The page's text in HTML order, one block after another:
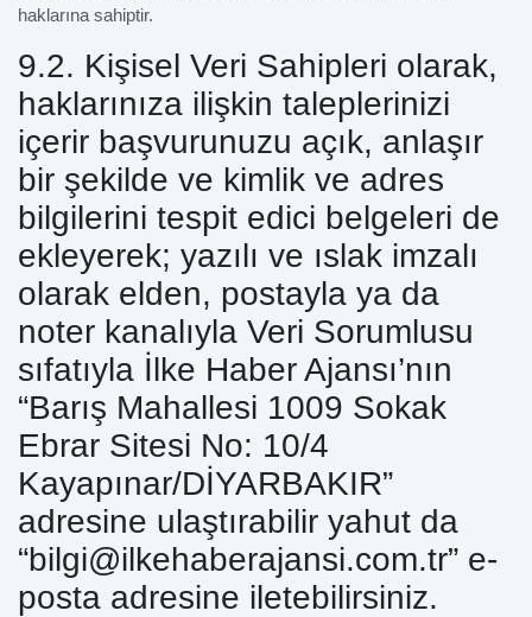
haklarına sahiptir.
9.2. Kişisel Veri Sahipleri olarak,
haklarınıza ilişkin taleplerinizi
içerir başvurunuzu açık, anlaşır
bir şekilde ve kimlik ve adres
bilgilerini tespit edici belgeleri de
ekleyerek; yazılı ve ıslak imzalı
olarak elden, postayla ya da
noter kanalıyla Veri Sorumlusu
sıfatıyla İlke Haber Ajansı’nın
“Barış Mahallesi 1009 Sokak
Ebrar Sitesi No: 10/4
Kayapınar/DİYARBAKIR”
adresine ulaştırabilir yahut da
“bilgi@ilkehaberajansi.com.tr” e-
posta adresine iletebilirsiniz.